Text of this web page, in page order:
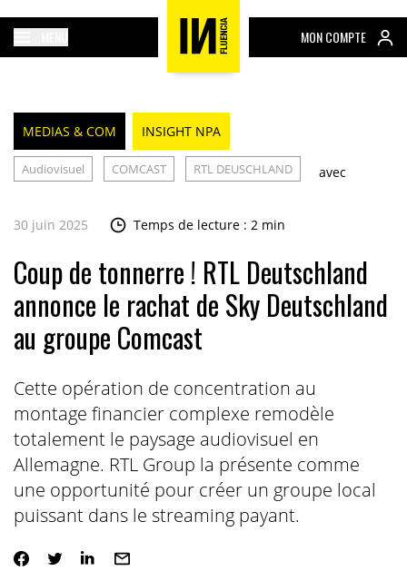
MON COMPTE
MEDIAS & COM INSIGHT NPA
Audiovisuel COMCAST RTL DEUSCHLAND avec
30 juin 2025 Temps de lecture : 2 min
Coup de tonnerre ! RTL Deutschland
annonce le rachat de Sky Deutschland
au groupe Comcast
Cette opération de concentration au
montage financier complexe remodèle
totalement le paysage audiovisuel en
Allemagne. RTL Group la présente comme
une opportunité pour créer un groupe local
puissant dans le streaming payant.